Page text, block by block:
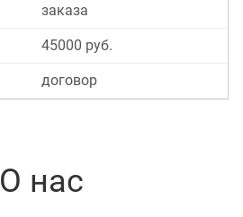
заказа
45000 руб.
договор
О нас